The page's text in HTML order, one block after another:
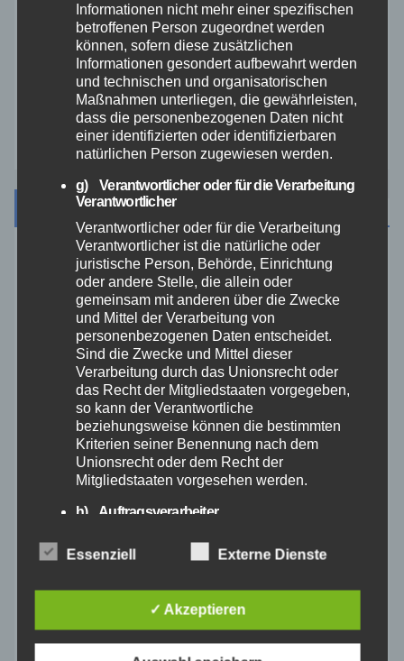
Westerwald
August 2026
Juli 2026
Juni 2026
Mai 2026
April 2026
März 2026
Februar 2026
Dezember 2025
Informationen nicht mehr einer spezifischen
betroffenen Person zugeordnet werden
können, sofern diese zusätzlichen
Informationen gesondert aufbewahrt werden
und technischen und organisatorischen
Maßnahmen unterliegen, die gewährleisten,
dass die personenbezogenen Daten nicht
einer identifizierten oder identifizierbaren
natürlichen Person zugewiesen werden.
g) Verantwortlicher oder für die Verarbeitung
Verantwortlicher
Verantwortlicher oder für die Verarbeitung
Verantwortlicher ist die natürliche oder
juristische Person, Behörde, Einrichtung
oder andere Stelle, die allein oder
gemeinsam mit anderen über die Zwecke
und Mittel der Verarbeitung von
personenbezogenen Daten entscheidet.
Sind die Zwecke und Mittel dieser
Verarbeitung durch das Unionsrecht oder
das Recht der Mitgliedstaaten vorgegeben,
so kann der Verantwortliche
beziehungsweise können die bestimmten
Kriterien seiner Benennung nach dem
Unionsrecht oder dem Recht der
Mitgliedstaaten vorgesehen werden.
h) Auftragsverarbeiter
juristische Person, Behörde, Einrichtung
Daten im Auftrag des Verantwortlichen
i) Empfänger
Essenziell Externe Dienste
✓ Akzeptieren